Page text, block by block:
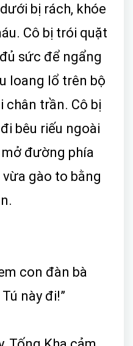
bị rách, khóe
Cô bị trói quặt
sức để ngẩng
loang lổ trên bộ
chân trần. Cô bị
bêu riếu ngoài
đường phía
gào to bằng
con đàn bà
này đi!”